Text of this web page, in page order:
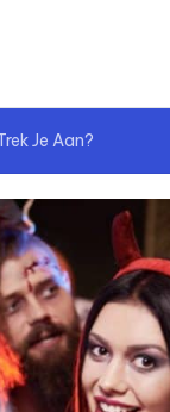
Je Aan?